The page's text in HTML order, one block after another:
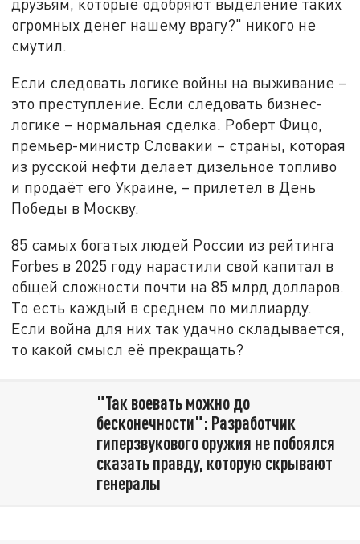
друзьям, которые одобряют выделение таких
огромных денег нашему врагу?" никого не
смутил.
Если следовать логике войны на выживание –
это преступление. Если следовать бизнес-
логике – нормальная сделка. Роберт Фицо,
премьер-министр Словакии – страны, которая
из русской нефти делает дизельное топливо
и продаёт его Украине, – прилетел в День
Победы в Москву.
85 самых богатых людей России из рейтинга
Forbes в 2025 году нарастили свой капитал в
общей сложности почти на 85 млрд долларов.
То есть каждый в среднем по миллиарду.
Если война для них так удачно складывается,
то какой смысл её прекращать?
"Так воевать можно до
бесконечности": Разработчик
гиперзвукового оружия не побоялся
сказать правду, которую скрывают
генералы